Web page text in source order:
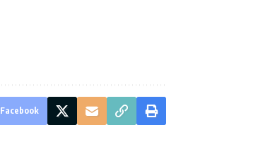
Facebook